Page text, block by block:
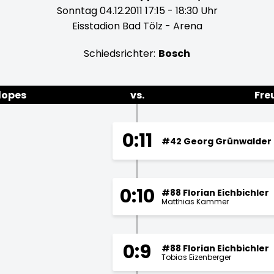
Sonntag 04.12.2011 17:15 - 18:30 Uhr
Eisstadion Bad Tölz - Arena
Schiedsrichter: Bosch
vs.
0:11 #42 Georg Grünwalder
0:10 #88 Florian Eichbichler
Matthias Kammer
0:9 #88 Florian Eichbichler
Tobias Eizenberger